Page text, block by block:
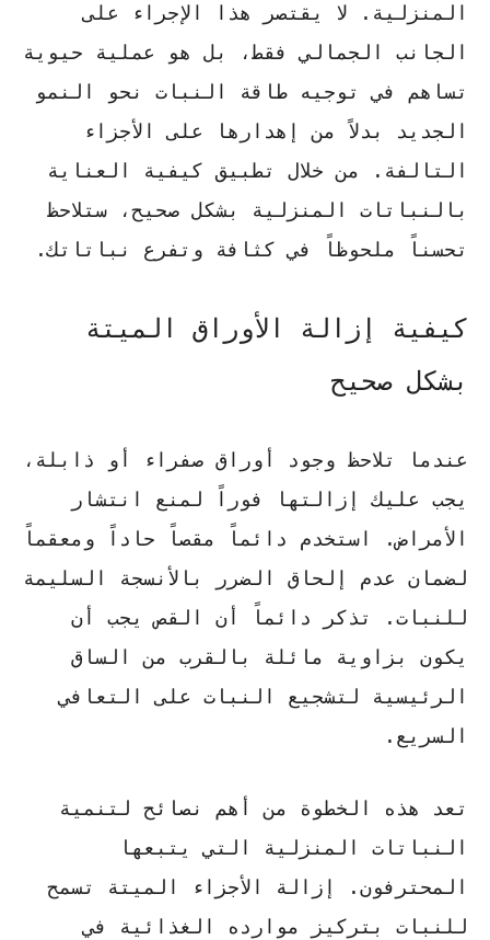
المنزلية. لا يقتصر هذا الإجراء على
الجانب الجمالي فقط، بل هو عملية حيوية
تساهم في توجيه طاقة النبات نحو النمو
الجديد بدلاً من إهدارها على الأجزاء
التالفة. من خلال تطبيق كيفية العناية
بالنباتات المنزلية بشكل صحيح، ستلاحظ
تحسناً ملحوظاً في كثافة وتفرع نباتاتك.
كيفية إزالة الأوراق الميتة
بشكل صحيح
عندما تلاحظ وجود أوراق صفراء أو ذابلة،
يجب عليك إزالتها فوراً لمنع انتشار
الأمراض. استخدم دائماً مقصاً حاداً ومعقماً
لضمان عدم إلحاق الضرر بالأنسجة السليمة
للنبات.
تذكر دائماً
أن القص يجب أن
يكون بزاوية مائلة بالقرب من الساق
الرئيسية لتشجيع النبات على التعافي
السريع.
تعد هذه الخطوة من أهم
نصائح لتنمية
النباتات المنزلية التي يتبعها
المحترفون. إزالة الأجزاء الميتة تسمح
للنبات بتركيز موارده الغذائية في